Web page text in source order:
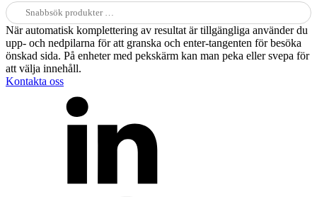
Sök
efter:
När automatisk komplettering av resultat är tillgängliga använder du
upp- och nedpilarna för att granska och enter-tangenten för besöka
önskad sida. På enheter med pekskärm kan man peka eller svepa för
att välja innehåll.
Kontakta oss